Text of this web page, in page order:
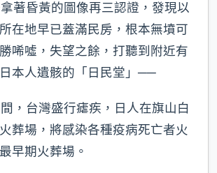
著昏黃的圖像再三認證，發現以
在地早已蓋滿民房，根本無墳可
唏噓，失望之餘，打聽到附近有
本人遺骸的「日民堂」──
，台灣盛行瘧疾，日人在旗山白
葬場，將感染各種疫病死亡者火
早期火葬場。